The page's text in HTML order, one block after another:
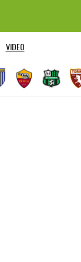
VIDEO